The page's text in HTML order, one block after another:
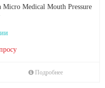
Micro Medical Mouth Pressure
Подробнее